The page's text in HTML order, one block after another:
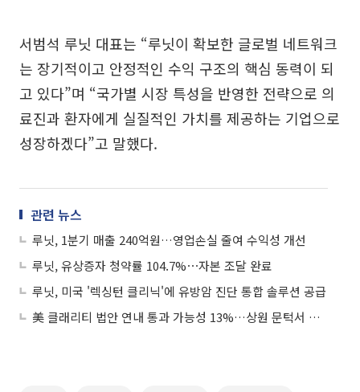
서범석 루닛 대표는 “루닛이 확보한 글로벌 네트워크
는 장기적이고 안정적인 수익 구조의 핵심 동력이 되
고 있다”며 “국가별 시장 특성을 반영한 전략으로 의
료진과 환자에게 실질적인 가치를 제공하는 기업으로
성장하겠다”고 말했다.
관련 뉴스
루닛, 1분기 매출 240억원…영업손실 줄여 수익성 개선
루닛, 유상증자 청약률 104.7%⋯자본 조달 완료
루닛, 미국 '렉싱턴 클리닉'에 유방암 진단 통합 솔루션 공급
美 클래리티 법안 연내 통과 가능성 13%…상원 문턱서 제동